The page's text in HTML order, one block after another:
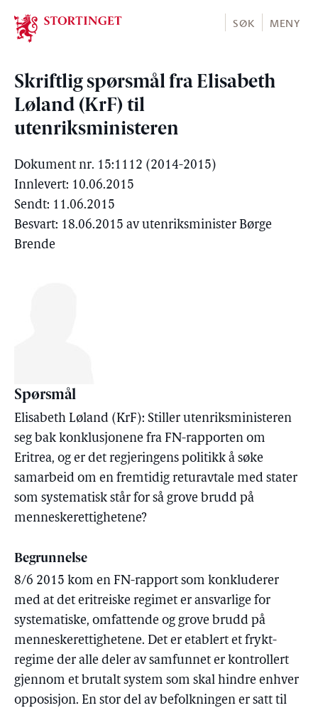
Stortinget.no
SØK MENY
Skriftlig spørsmål fra Elisabeth
Løland (KrF) til
utenriksministeren
Dokument nr. 15:1112 (2014-2015)
Innlevert: 10.06.2015
Sendt: 11.06.2015
Besvart: 18.06.2015 av utenriksminister Børge
Brende
Spørsmål
Elisabeth Løland (KrF): Stiller utenriksministeren
seg bak konklusjonene fra FN-rapporten om
Eritrea, og er det regjeringens politikk å søke
samarbeid om en fremtidig returavtale med stater
som systematisk står for så grove brudd på
menneskerettighetene?
Begrunnelse
8/6 2015 kom en FN-rapport som konkluderer
med at det eritreiske regimet er ansvarlige for
systematiske, omfattende og grove brudd på
menneskerettighetene. Det er etablert et frykt-
regime der alle deler av samfunnet er kontrollert
gjennom et brutalt system som skal hindre enhver
opposisjon. En stor del av befolkningen er satt til